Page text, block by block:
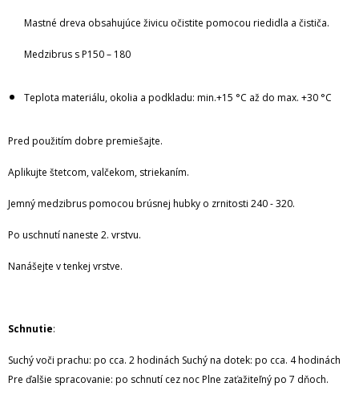
Mastné dreva obsahujúce živicu očistite pomocou riedidla a čističa.
Medzibrus s P150 – 180
Teplota materiálu, okolia a podkladu: min.+15 °C až do max. +30 °C
Pred použitím dobre premiešajte.
Aplikujte štetcom, valčekom, striekaním.
Jemný medzibrus pomocou brúsnej hubky o zrnitosti 240 - 320.
Po uschnutí naneste 2. vrstvu.
Nanášejte v tenkej vrstve.
Schnutie:
Suchý voči prachu: po cca. 2 hodinách Suchý na dotek: po cca. 4 hodinách
Pre ďalšie spracovanie: po schnutí cez noc Plne zaťažiteľný po 7 dňoch.